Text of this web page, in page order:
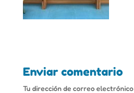
Enviar comentario
Tu dirección de correo